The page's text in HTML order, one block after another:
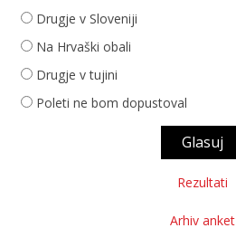
Drugje v Sloveniji
Na Hrvaški obali
Drugje v tujini
Poleti ne bom dopustoval
Rezultati
Arhiv anket